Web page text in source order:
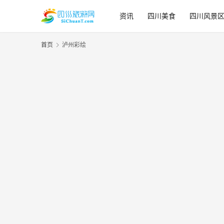
资讯 四川美食 四川风景区
首页 泸州彩绘